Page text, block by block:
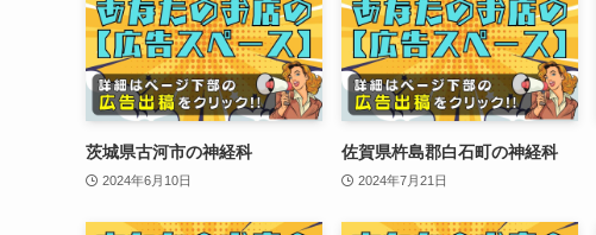
茨城県古河市の神経科
2024年6月10日
佐賀県杵島郡白石町の神経科
2024年7月21日